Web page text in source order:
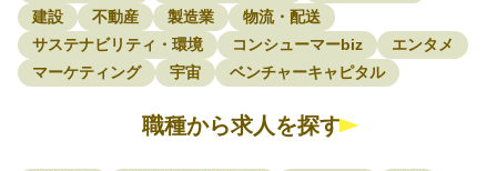
建設
不動産 製造業
物流・配送
サステナビリティ・環境
コンシューマーbiz
エンタメ
マーケティング
宇宙 ベンチャーキャピタル
職種から求人を探す